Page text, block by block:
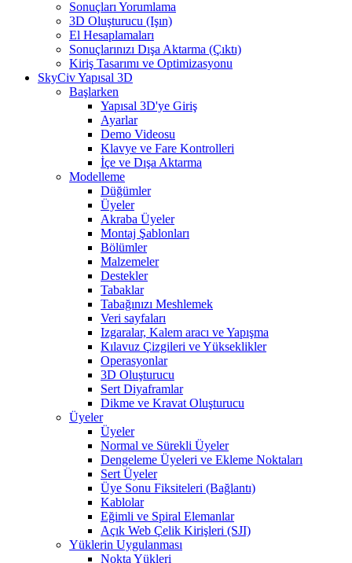
Sonuçları Yorumlama
3D Oluşturucu (Işın)
El Hesaplamaları
Sonuçlarınızı Dışa Aktarma (Çıktı)
Kiriş Tasarımı ve Optimizasyonu
SkyCiv Yapısal 3D
Başlarken
Yapısal 3D'ye Giriş
Ayarlar
Demo Videosu
Klavye ve Fare Kontrolleri
İçe ve Dışa Aktarma
Modelleme
Düğümler
Üyeler
Akraba Üyeler
Montaj Şablonları
Bölümler
Malzemeler
Destekler
Tabaklar
Tabağınızı Meshlemek
Veri sayfaları
Izgaralar, Kalem aracı ve Yapışma
Kılavuz Çizgileri ve Yükseklikler
Operasyonlar
3D Oluşturucu
Sert Diyaframlar
Dikme ve Kravat Oluşturucu
Üyeler
Üyeler
Normal ve Sürekli Üyeler
Dengeleme Üyeleri ve Ekleme Noktaları
Sert Üyeler
Üye Sonu Fiksiteleri (Bağlantı)
Kablolar
Eğimli ve Spiral Elemanlar
Açık Web Çelik Kirişleri (SJI)
Yüklerin Uygulanması
Nokta Yükleri